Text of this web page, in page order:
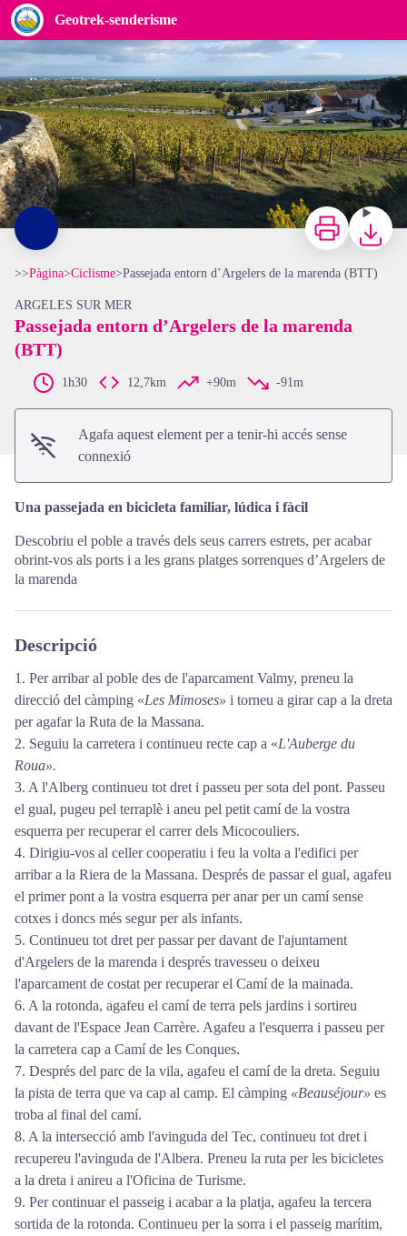
Geotrek-senderisme
Passejada entorn d’Argelers de la marenda (BTT)
Vignes du Château de Valmy - CCACVI
ImprimirBaixar
>>Pàgina>Ciclisme>Passejada entorn d’Argelers de la marenda (BTT)
ARGELES SUR MER
Passejada entorn d’Argelers de la marenda
(BTT)
1h30 12,7km +90m -91m
Agafa aquest element per a tenir-hi accés sense
connexió
Una passejada en bicicleta familiar, lúdica i fàcil
Descobriu el poble a través dels seus carrers estrets, per acabar
obrint-vos als ports i a les grans platges sorrenques d’Argelers de
la marenda
Descripció
1. Per arribar al poble des de l'aparcament Valmy, preneu la
direcció del càmping «Les Mimoses» i torneu a girar cap a la dreta
per agafar la Ruta de la Massana.
2. Seguiu la carretera i continueu recte cap a «L'Auberge du
Roua».
3. A l'Alberg continueu tot dret i passeu per sota del pont. Passeu
el gual, pugeu pel terraplè i aneu pel petit camí de la vostra
esquerra per recuperar el carrer dels Micocouliers.
4. Dirigiu-vos al celler cooperatiu i feu la volta a l'edifici per
arribar a la Riera de la Massana. Després de passar el gual, agafeu
el primer pont a la vostra esquerra per anar per un camí sense
cotxes i doncs més segur per als infants.
5. Continueu tot dret per passar per davant de l'ajuntament
d'Argelers de la marenda i després travesseu o deixeu
l'aparcament de costat per recuperar el Camí de la mainada.
6. A la rotonda, agafeu el camí de terra pels jardins i sortireu
davant de l'Espace Jean Carrère. Agafeu a l'esquerra i passeu per
la carretera cap a Camí de les Conques.
7. Després del parc de la vila, agafeu el camí de la dreta. Seguiu
la pista de terra que va cap al camp. El càmping «Beauséjour» es
troba al final del camí.
8. A la intersecció amb l'avinguda del Tec, continueu tot dret i
recupereu l'avinguda de l'Albera. Preneu la ruta per les bicicletes
a la dreta i anireu a l'Oficina de Turisme.
9. Per continuar el passeig i acabar a la platja, agafeu la tercera
sortida de la rotonda. Continueu per la sorra i el passeig marítim,